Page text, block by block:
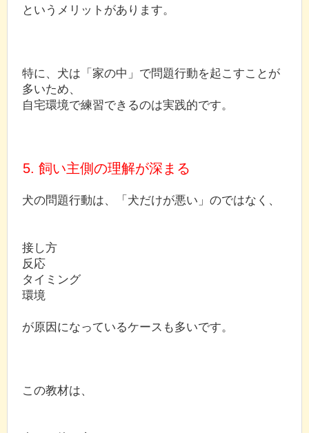
というメリットがあります。
特に、犬は「家の中」で問題行動を起こすことが
多いため、
自宅環境で練習できるのは実践的です。
5. 飼い主側の理解が深まる
犬の問題行動は、「犬だけが悪い」のではなく、
接し方
反応
タイミング
環境
が原因になっているケースも多いです。
この教材は、